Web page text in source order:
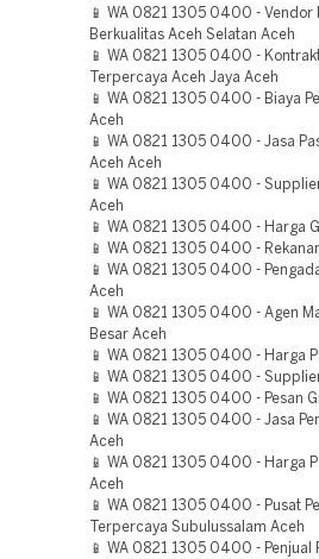
📱 WA 0821 1305 0400 - Vendor
Berkualitas Aceh Selatan Aceh
📱 WA 0821 1305 0400 -
Terpercaya Aceh Jaya Aceh
📱 WA 0821 1305 0400 - Biaya
Aceh
📱 WA 0821 1305 0400 - Jasa
Aceh Aceh
📱 WA 0821 1305 0400 -
Aceh
📱 WA 0821 1305 0400 - Harga
📱 WA 0821 1305 0400 -
📱 WA 0821 1305 0400 -
Aceh
📱 WA 0821 1305 0400 - Agen
Besar Aceh
📱 WA 0821 1305 0400 - Harga
📱 WA 0821 1305 0400 -
📱 WA 0821 1305 0400 - Pesan
📱 WA 0821 1305 0400 - Jasa
Aceh
📱 WA 0821 1305 0400 - Harga
Aceh
📱 WA 0821 1305 0400 - Pusat
Terpercaya Subulussalam Aceh
📱 WA 0821 1305 0400 - Penjual